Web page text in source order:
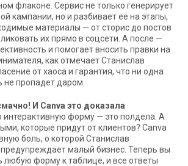
флаконе. Сервис не только генерирует
кампании, но и разбивает её на этапы,
материалы — от сторис до постов
их прямо в соцсети. А после —
и помогает вносить правки на
как отмечает Станислав
от хаоса и гарантия, что ни одна
не пропадет даром.
И Canva это доказала
интерактивную форму — это полдела. А
которые придут от клиентов? Canva
боль, о которой Станислав
малый бизнес. Теперь вы
любую форму к таблице, и все ответы